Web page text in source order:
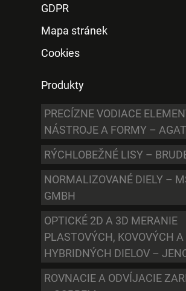
GDPR
Mapa stránek
Cookies
Produkty
PRECÍZNE VODIACE
NÁSTROJE A FORMY –
RÝCHLOBEŽNÉ LISY –
NORMALIZOVANÉ DIELY –
GMBH
OPTICKÉ 2D A 3D MERANIE
PLASTOVÝCH, KOVOVÝCH A
HYBRIDNÝCH DIELOV –
ROVNACIE A ODVÍJACIE